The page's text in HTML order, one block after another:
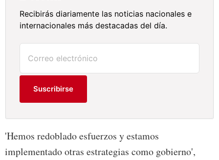
Recibirás diariamente las noticias nacionales e
internacionales más destacadas del día.
Suscribirse
'Hemos redoblado esfuerzos y estamos
implementado otras estrategias como gobierno',